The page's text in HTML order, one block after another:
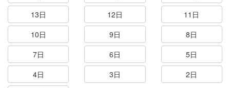
13日
12日
11日
10日
9日
8日
7日
6日
5日
4日
3日
2日